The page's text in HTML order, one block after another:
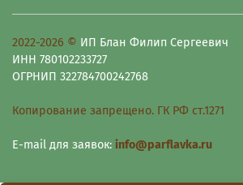
2022-2026 © ИП Блан Филип Сергеевич
ИНН 780102233727
ОГРНИП 322784700242768
Копирование запрещено. ГК РФ ст.1271
E-mail для заявок: info@parflavka.ru